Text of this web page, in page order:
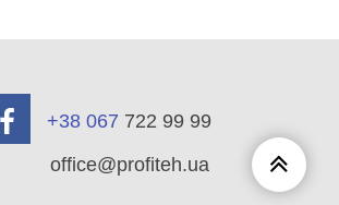
+38 067 722 99 99
office@profiteh.ua
Scroll